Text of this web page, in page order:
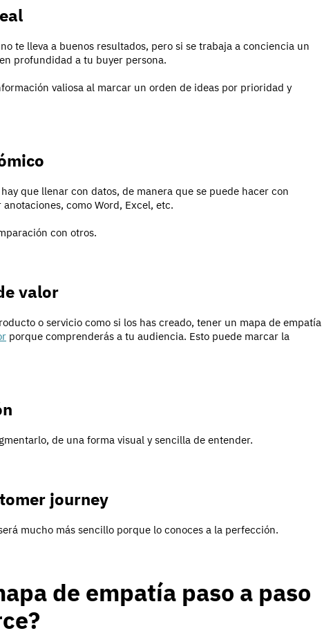
te lleva a buenos resultados, pero si se trabaja a conciencia un
profundidad a tu buyer persona.
valiosa al marcar un orden de ideas por prioridad y
que llenar con datos, de manera que se puede hacer con
como Word, Excel, etc.
con otros.
valor
o servicio como si los has creado, tener un mapa de empatía
porque comprenderás a tu audiencia. Esto puede marcar la
de una forma visual y sencilla de entender.
journey
mucho más sencillo porque lo conoces a la perfección.
de empatía paso a paso